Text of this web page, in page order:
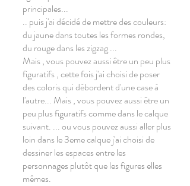
principales...
.. puis j'ai décidé de mettre des couleurs:
du jaune dans toutes les formes rondes,
du rouge dans les zigzag ...
Mais , vous pouvez aussi être un peu plus
figuratifs , cette fois j'ai choisi de poser
des coloris qui débordent d'une case à
l'autre... Mais , vous pouvez aussi être un
peu plus figuratifs comme dans le calque
suivant. ... ou vous pouvez aussi aller plus
loin dans le 3eme calque j'ai choisi de
dessiner les espaces entre les
personnages plutôt que les figures elles
mêmes.